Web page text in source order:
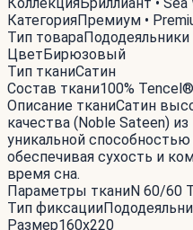
КатегорияПремиум •
Тип товараПододеяльники
ЦветБирюзовый
Тип тканиСатин
Состав ткани100%
Описание тканиСатин
качества (Noble Sateen)
уникальной
обеспечивая сухость и
время сна.
Параметры тканиN 60/60
Тип фиксации
Размер160x220